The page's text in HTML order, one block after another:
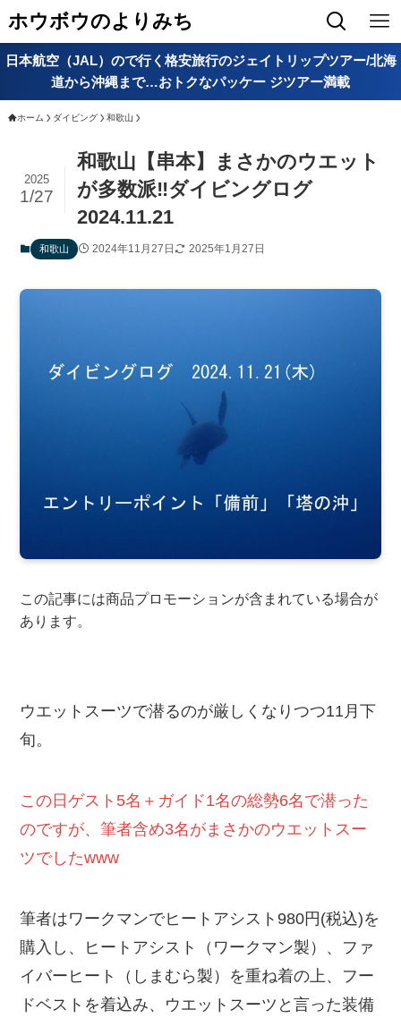
ホウボウのよりみち
日本航空（JAL）ので行く格安旅行のジェイトリップツアー/北海
道から沖縄まで…おトクなパッケー ジツアー満載
ホーム ダイビング 和歌山
和歌山【串本】まさかのウエット
が多数派‼ダイビングログ
2024.11.21
2025
1/27
和歌山 2024年11月27日 2025年1月27日
この記事には商品プロモーションが含まれている場合が
あります。
ウエットスーツで潜るのが厳しくなりつつ11月下
旬。
この日ゲスト5名＋ガイド1名の総勢6名で潜った
のですが、筆者含め3名がまさかのウエットスー
ツでしたwww
筆者はワークマンでヒートアシスト980円(税込)を
購入し、ヒートアシスト（ワークマン製）、ファ
イバーヒート（しまむら製）を重ね着の上、フー
ドベストを着込み、ウエットスーツと言った装備